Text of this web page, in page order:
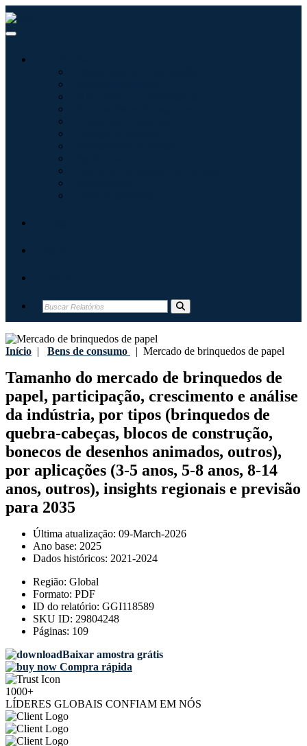
Início | Bens de consumo | Mercado de brinquedos de papel
Tamanho do mercado de brinquedos de
papel, participação, crescimento e análise
da indústria, por tipos (brinquedos de
quebra-cabeças, blocos de construção,
bonecos de desenhos animados, outros),
por aplicações (3-5 anos, 5-8 anos, 8-14
anos, outros), insights regionais e previsão
para 2035
Última atualização: 09-March-2026
Ano base: 2025
Dados históricos: 2021-2024
Região: Global
Formato: PDF
ID do relatório: GGI118589
SKU ID: 29804248
Páginas: 109
Baixar amostra grátis
Compra rápida
1000+
LÍDERES GLOBAIS CONFIAM EM NÓS